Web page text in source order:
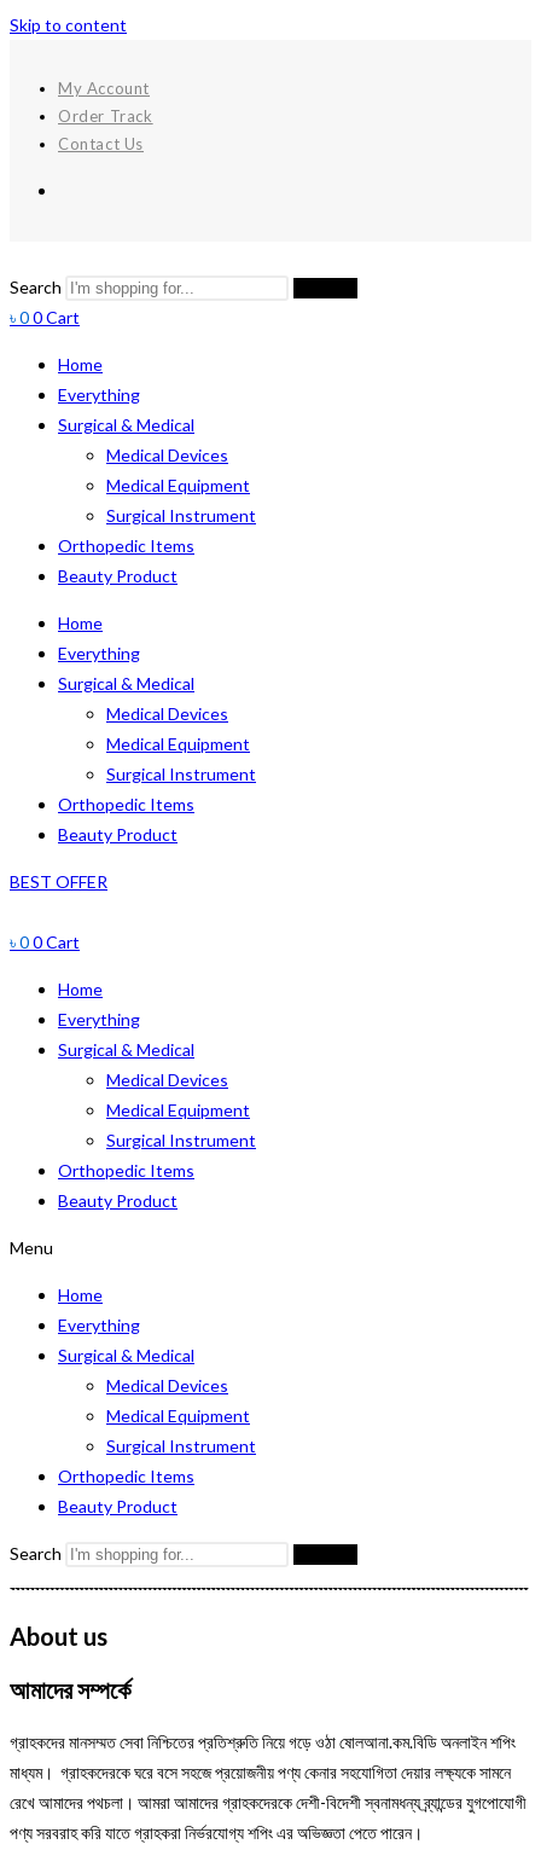
Skip to content
My Account
Order Track
Contact Us
Search
৳00Cart
Home
Everything
Surgical & Medical
Medical Devices
Medical Equipment
Surgical Instrument
Orthopedic Items
Beauty Product
Home
Everything
Surgical & Medical
Medical Devices
Medical Equipment
Surgical Instrument
Orthopedic Items
Beauty Product
BEST OFFER
৳00Cart
Home
Everything
Surgical & Medical
Medical Devices
Medical Equipment
Surgical Instrument
Orthopedic Items
Beauty Product
Menu
Home
Everything
Surgical & Medical
Medical Devices
Medical Equipment
Surgical Instrument
Orthopedic Items
Beauty Product
Search
About us
আমাদের সম্পর্কে
গ্রাহকদের মানসম্মত সেবা নিশ্চিতের প্রতিশ্রুতি নিয়ে গড়ে ওঠা ষোলআনা.কম.বিডি অনলাইন শপিং
মাধ্যম। গ্রাহকদেরকে ঘরে বসে সহজে প্রয়োজনীয় পণ্য কেনার সহযোগিতা দেয়ার লক্ষ্যকে সামনে
রেখে আমাদের পথচলা। আমরা আমাদের গ্রাহকদেরকে দেশী-বিদেশী স্বনামধন্য ব্র্যান্ডের যুগপোযোগী
পণ্য সরবরাহ করি যাতে গ্রাহকরা নির্ভরযোগ্য শপিং এর অভিজ্ঞতা পেতে পারেন।